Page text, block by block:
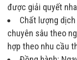
được giải quyết
Chất lượng
chuyên sâu theo
hợp theo nhu cầu